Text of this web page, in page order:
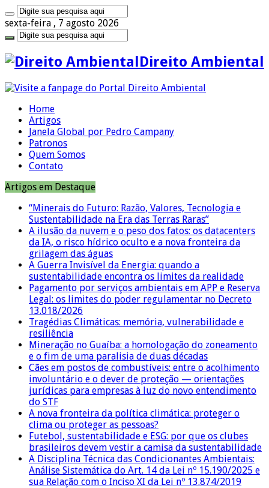
sexta-feira , 7 agosto 2026
Direito Ambiental
Home
Artigos
Janela Global por Pedro Campany
Patronos
Quem Somos
Contato
Artigos em Destaque
“Minerais do Futuro: Razão, Valores, Tecnologia e
Sustentabilidade na Era das Terras Raras”
A ilusão da nuvem e o peso dos fatos: os datacenters
da IA, o risco hídrico oculto e a nova fronteira da
grilagem das águas
A Guerra Invisível da Energia: quando a
sustentabilidade encontra os limites da realidade
Pagamento por serviços ambientais em APP e Reserva
Legal: os limites do poder regulamentar no Decreto
13.018/2026
Tragédias Climáticas: memória, vulnerabilidade e
resiliência
Mineração no Guaíba: a homologação do zoneamento
e o fim de uma paralisia de duas décadas
Cães em postos de combustíveis: entre o acolhimento
involuntário e o dever de proteção — orientações
jurídicas para empresas à luz do novo entendimento
do STF
A nova fronteira da política climática: proteger o
clima ou proteger as pessoas?
Futebol, sustentabilidade e ESG: por que os clubes
brasileiros devem vestir a camisa da sustentabilidade
A Disciplina Técnica das Condicionantes Ambientais:
Análise Sistemática do Art. 14 da Lei nº 15.190/2025 e
sua Relação com o Inciso XI da Lei nº 13.874/2019